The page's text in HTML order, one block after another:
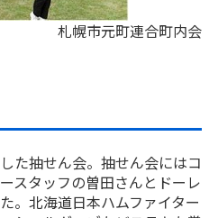
札幌市元町連合町内会
た抽せん会。抽せん会にはコ
スタッフの曽田さんとドーレ
。北海道日本ハムファイター